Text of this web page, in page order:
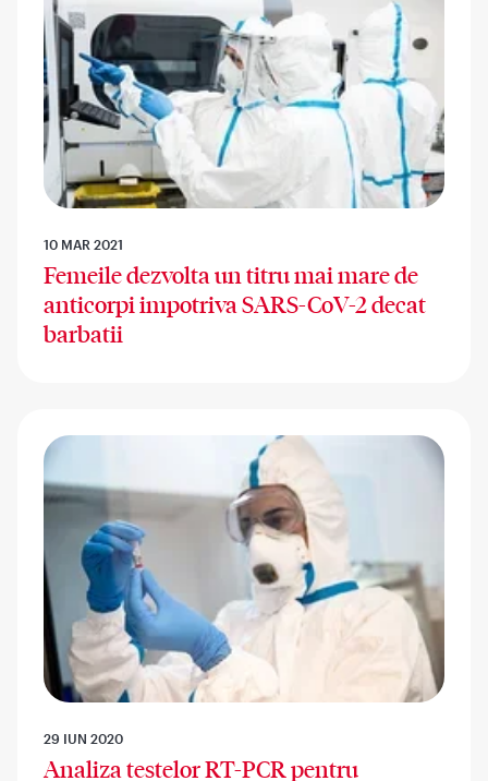
10 MAR 2021
Femeile dezvolta un titru mai mare de
anticorpi impotriva SARS-CoV-2 decat
barbatii
29 IUN 2020
Analiza testelor RT-PCR pentru